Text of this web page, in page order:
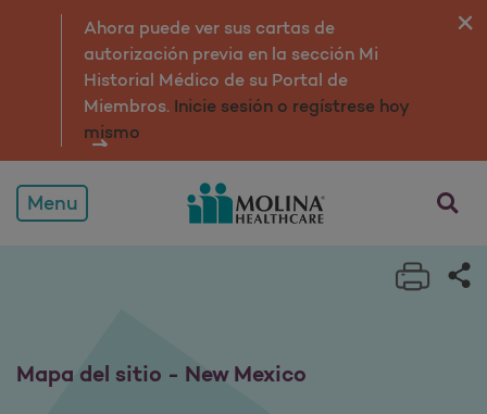
Mapa del sitio
Ahora puede ver sus cartas de
autorización previa en la sección Mi
Historial Médico de su Portal de
Miembros. Inicie sesión o regístrese hoy
mismo
Menu
Print
Mapa del sitio - New Mexico